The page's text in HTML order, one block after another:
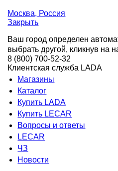
Москва, Россия
Закрыть
Ваш город определен
выбрать другой, кликнув на
8 (800) 700-52-32
Клиентская служба LADA
Магазины
Каталог
Купить LADA
Купить LECAR
Вопросы и ответы
LECAR
ЧЗ
Новости